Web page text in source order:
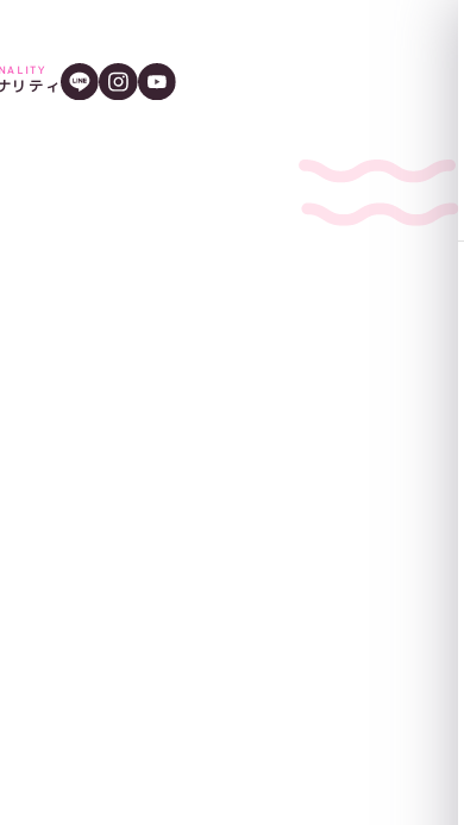
リティ